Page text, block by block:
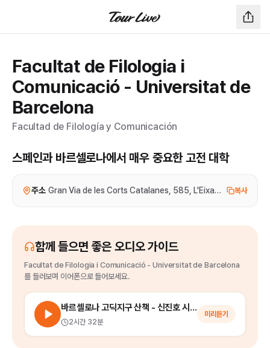
Facultat de Filologia i
Comunicació - Universitat de
Barcelona
Facultad de Filología y Comunicación
스페인과 바르셀로나에서 매우 중요한 고전 대학
주소 Gran Via de les Corts Catalanes, 585, L'Eixample, 08007
복사
함께 들으면 좋은 오디오 가이드
Facultat de Filologia i Comunicació - Universitat de Barcelona
를들러보며 이어폰으로 들어보세요.
바르셀로나 고딕지구 산책 - 신진호 시인과 함께 걷는 인문산책 시리즈
2시간 32분
미리듣기